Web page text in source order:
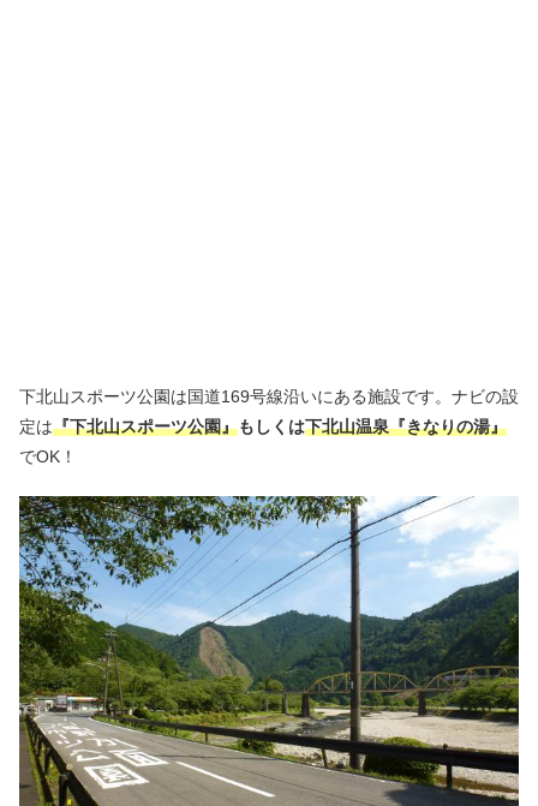
下北山スポーツ公園は国道169号線沿いにある施設です。ナビの設
定は『下北山スポーツ公園』もしくは下北山温泉『きなりの湯』
でOK！